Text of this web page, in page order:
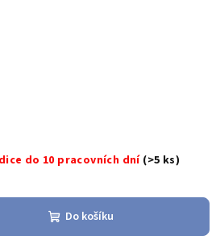
do 10 pracovních dní (>5 ks)
Do košíku